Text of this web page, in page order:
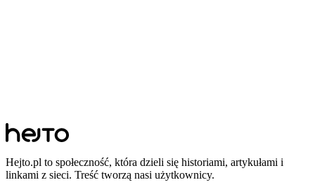
Hejto.pl to społeczność, która dzieli się historiami, artykułami i
linkami z sieci. Treść tworzą nasi użytkownicy.